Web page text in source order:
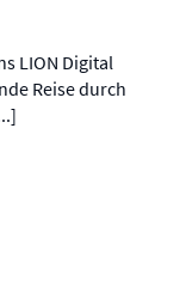
LION Digital
Reise durch